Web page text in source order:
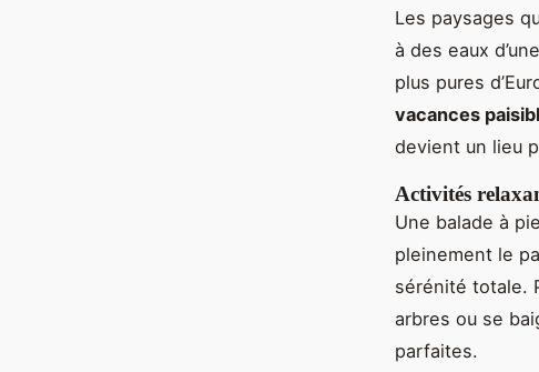
Les paysages
à des eaux
plus pures
vacances
devient un lieu
Activités
Une balade à
pleinement le
sérénité totale.
arbres ou se
parfaites.